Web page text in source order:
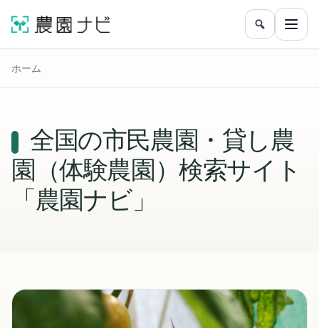
農園をフ
メニ
ホーム
全国の市民農園・貸し農
園（体験農園）検索サイト
「農園ナビ」